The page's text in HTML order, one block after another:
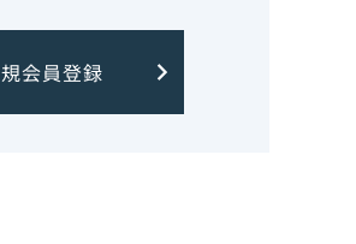
会員登録